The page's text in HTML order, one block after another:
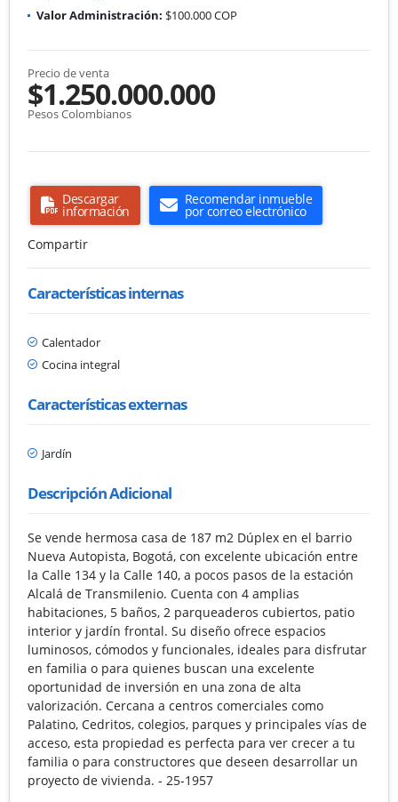
Valor Administración: $100.000 COP
Precio de venta
$1.250.000.000
Pesos Colombianos
Descargar
información
Recomendar inmueble
por correo electrónico
Compartir
Características internas
Calentador
Cocina integral
Características externas
Jardín
Descripción Adicional
Se vende hermosa casa de 187 m2 Dúplex en el barrio
Nueva Autopista, Bogotá, con excelente ubicación entre
la Calle 134 y la Calle 140, a pocos pasos de la estación
Alcalá de Transmilenio. Cuenta con 4 amplias
habitaciones, 5 baños, 2 parqueaderos cubiertos, patio
interior y jardín frontal. Su diseño ofrece espacios
luminosos, cómodos y funcionales, ideales para disfrutar
en familia o para quienes buscan una excelente
oportunidad de inversión en una zona de alta
valorización. Cercana a centros comerciales como
Palatino, Cedritos, colegios, parques y principales vías de
acceso, esta propiedad es perfecta para ver crecer a tu
familia o para constructores que deseen desarrollar un
proyecto de vivienda. - 25-1957